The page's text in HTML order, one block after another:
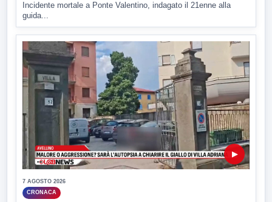
Incidente mortale a Ponte Valentino, indagato il 21enne alla
guida...
▶
7 AGOSTO 2026
CRONACA